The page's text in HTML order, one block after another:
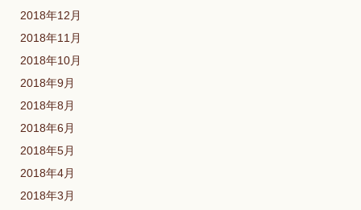
2018年12月
2018年11月
2018年10月
2018年9月
2018年8月
2018年6月
2018年5月
2018年4月
2018年3月